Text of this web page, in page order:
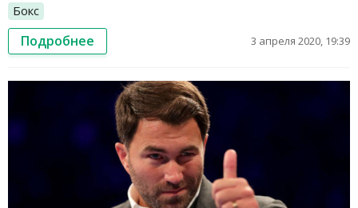
Бокс
Подробнее 3 апреля 2020, 19:39